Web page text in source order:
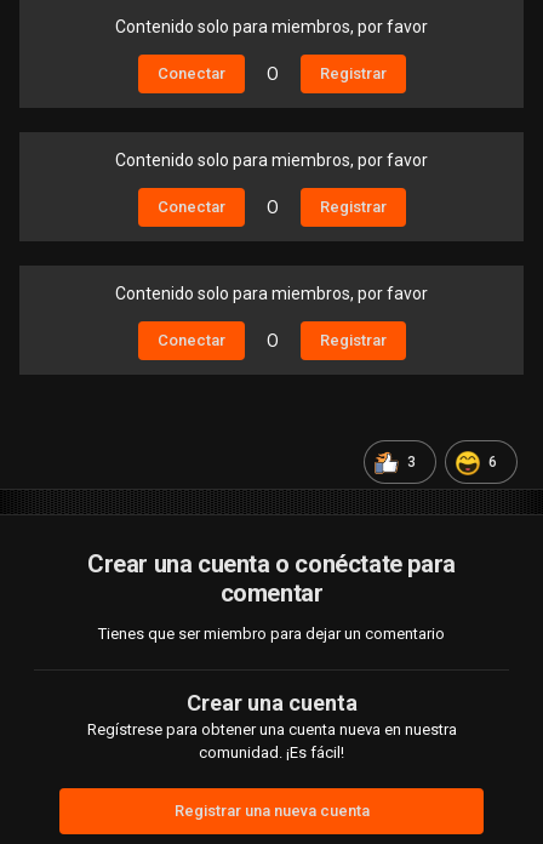
Contenido solo para miembros, por favor
Conectar O Registrar
Contenido solo para miembros, por favor
Conectar O Registrar
Contenido solo para miembros, por favor
Conectar O Registrar
3 6
Crear una cuenta o conéctate para
comentar
Tienes que ser miembro para dejar un comentario
Crear una cuenta
Regístrese para obtener una cuenta nueva en nuestra
comunidad. ¡Es fácil!
Registrar una nueva cuenta